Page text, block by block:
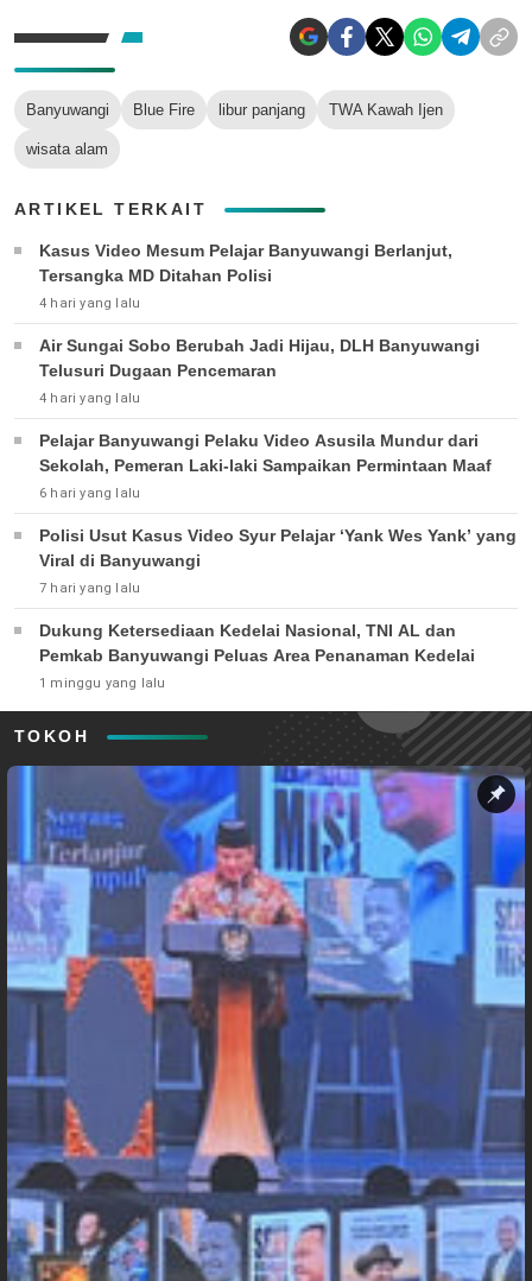
Banyuwangi Blue Fire libur panjang TWA Kawah Ijen
wisata alam
ARTIKEL TERKAIT
Kasus Video Mesum Pelajar Banyuwangi Berlanjut,
Tersangka MD Ditahan Polisi
4 hari yang lalu
Air Sungai Sobo Berubah Jadi Hijau, DLH Banyuwangi
Telusuri Dugaan Pencemaran
4 hari yang lalu
Pelajar Banyuwangi Pelaku Video Asusila Mundur dari
Sekolah, Pemeran Laki-laki Sampaikan Permintaan Maaf
6 hari yang lalu
Polisi Usut Kasus Video Syur Pelajar ‘Yank Wes Yank’ yang
Viral di Banyuwangi
7 hari yang lalu
Dukung Ketersediaan Kedelai Nasional, TNI AL dan
Pemkab Banyuwangi Peluas Area Penanaman Kedelai
1 minggu yang lalu
TOKOH